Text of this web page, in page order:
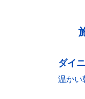
ダイ
温かい